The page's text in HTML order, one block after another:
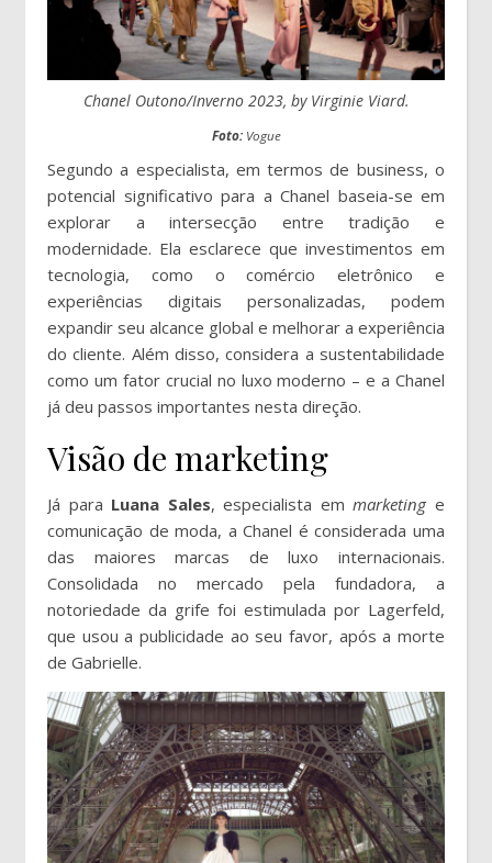
Chanel Outono/Inverno 2023, by Virginie Viard.
Foto: Vogue
Segundo a especialista, em termos de business, o
potencial significativo para a Chanel baseia-se em
explorar a intersecção entre tradição e
modernidade. Ela esclarece que investimentos em
tecnologia, como o comércio eletrônico e
experiências digitais personalizadas, podem
expandir seu alcance global e melhorar a experiência
do cliente. Além disso, considera a sustentabilidade
como um fator crucial no luxo moderno – e a Chanel
já deu passos importantes nesta direção.
Visão de marketing
Já para Luana Sales, especialista emmarketinge
comunicação de moda, a Chanel é considerada uma
das maiores marcas de luxo internacionais.
Consolidada no mercado pela fundadora, a
notoriedade da grife foi estimulada por Lagerfeld,
que usou a publicidade ao seu favor, após a morte
de Gabrielle.